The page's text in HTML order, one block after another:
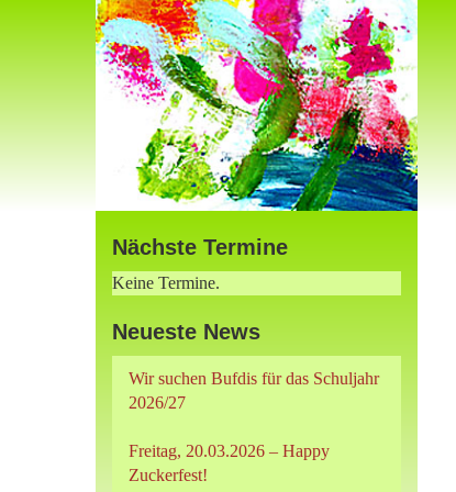
Nächste Termine
Keine Termine.
Neueste News
Wir suchen Bufdis für das Schuljahr
2026/27
Freitag, 20.03.2026 – Happy
Zuckerfest!